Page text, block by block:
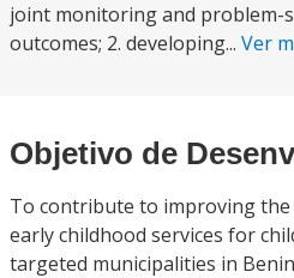
joint monitoring and problem-
outcomes; 2. developing... Ver
Objetivo de
To contribute to improving
early childhood services for
targeted municipalities in